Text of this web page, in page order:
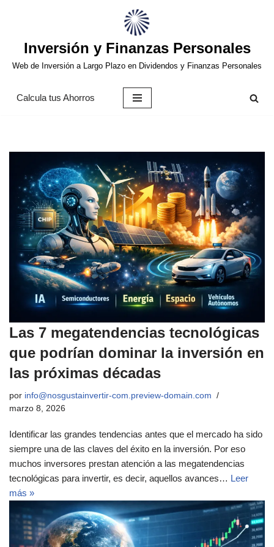
contenido
Inversión y Finanzas Personales
Web de Inversión a Largo Plazo en Dividendos y Finanzas Personales
Calcula tus Ahorros
Las 7 megatendencias tecnológicas
que podrían dominar la inversión en
las próximas décadas
por info@nosgustainvertir-com.preview-domain.com
marzo 8, 2026
Identificar las grandes tendencias antes que el mercado ha sido
siempre una de las claves del éxito en la inversión. Por eso
muchos inversores prestan atención a las megatendencias
tecnológicas para invertir, es decir, aquellos avances… Leer
más »